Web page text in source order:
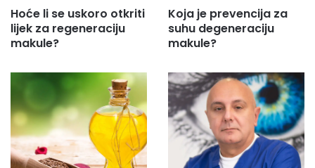
Hoće li se uskoro otkriti
lijek za regeneraciju
makule?
Koja je prevencija za
suhu degeneraciju
makule?